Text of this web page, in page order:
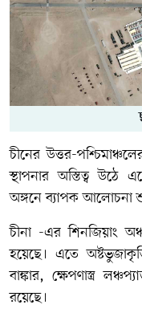
চীনের উত্তর-
স্থাপনার অস্তিত্ব উঠে
অঙ্গনে ব্যাপক আলোচনা
চীনা -এর শিনজিয়াং
হয়েছে। এতে
বাঙ্কার, ক্ষেপণাস্ত্র
রয়েছে।